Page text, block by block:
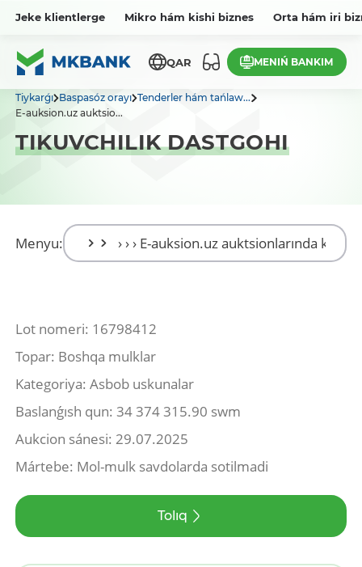
Jeke klientlerge Mikro hám kishi biznes Orta hám iri
QAR MENIŃ BANKIM
Tiykarǵı Baspasóz orayı Tenderler hám tańlaw...
E-auksion.uz auktsio...
TIKUVCHILIK DASTGOHI
Menyu:
Lot nomeri: 16798412
Topar: Boshqa mulklar
Kategoriya: Asbob uskunalar
Baslanǵısh qun: 34 374 315.90 swm
Aukcion sánesi: 29.07.2025
Mártebe: Mol-mulk savdolarda sotilmadi
Tolıq